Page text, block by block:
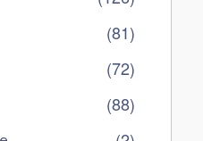
(81)
(72)
(88)